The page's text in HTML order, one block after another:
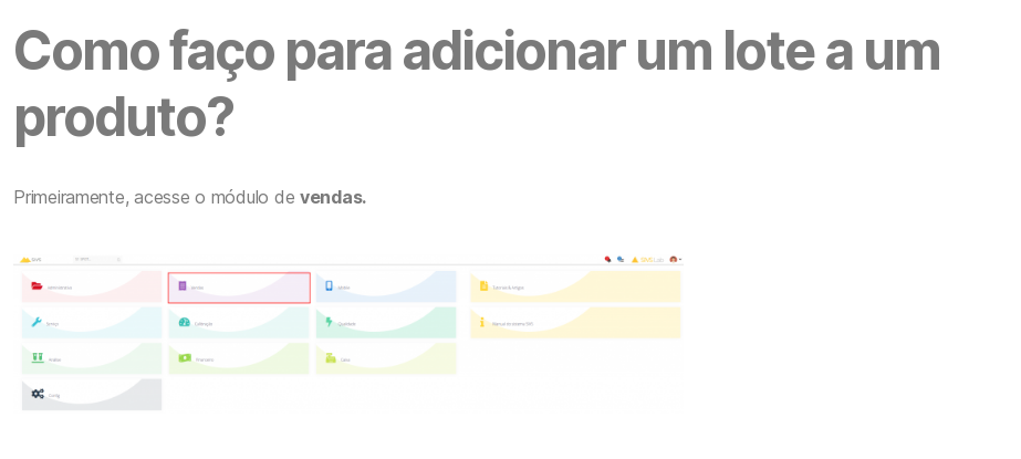
Como faço para adicionar um lote a um
produto?
Primeiramente, acesse o módulo devendas.